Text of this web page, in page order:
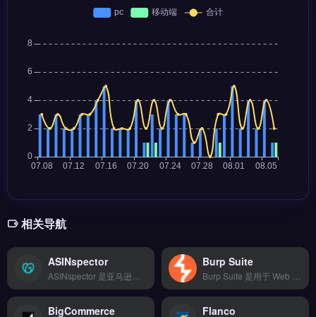
相关导航
ASINspector Burp Suite
BigCommerce Flanco